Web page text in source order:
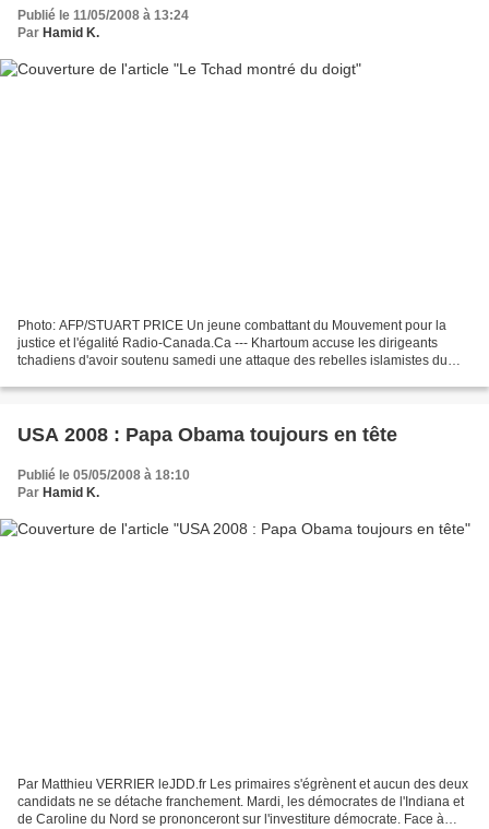
Publié le 11/05/2008 à 13:24
Par Hamid K.
Photo: AFP/STUART PRICE Un jeune combattant du Mouvement pour la
justice et l'égalité Radio-Canada.Ca --- Khartoum accuse les dirigeants
tchadiens d'avoir soutenu samedi une attaque des rebelles islamistes du
USA 2008 : Papa Obama toujours en tête
Publié le 05/05/2008 à 18:10
Par Hamid K.
Par Matthieu VERRIER leJDD.fr Les primaires s'égrènent et aucun des deux
candidats ne se détache franchement. Mardi, les démocrates de l'Indiana et
de Caroline du Nord se prononceront sur l'investiture démocrate. Face à